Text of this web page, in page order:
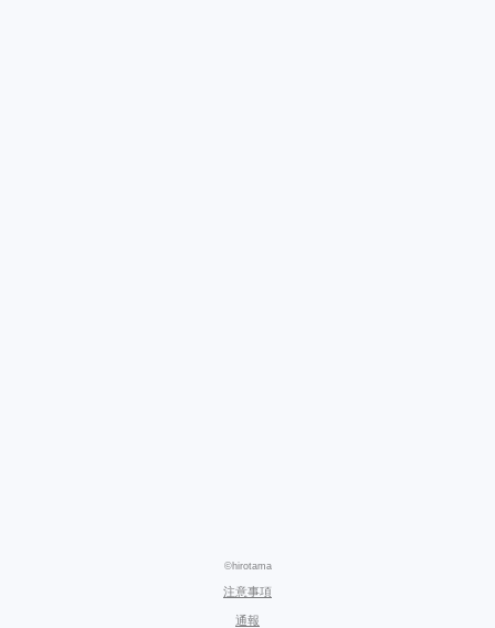
©hirotama
注意事項
通報